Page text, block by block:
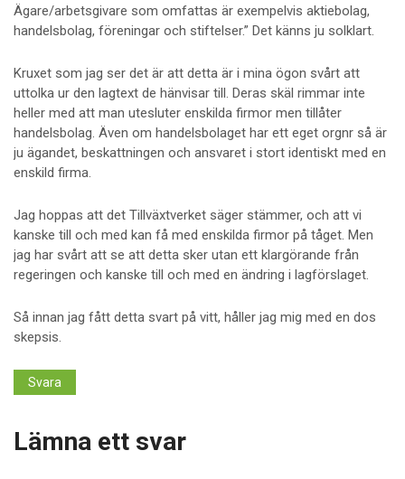
Ägare/arbetsgivare som omfattas är exempelvis aktiebolag,
handelsbolag, föreningar och stiftelser.” Det känns ju solklart.
Kruxet som jag ser det är att detta är i mina ögon svårt att
uttolka ur den lagtext de hänvisar till. Deras skäl rimmar inte
heller med att man utesluter enskilda firmor men tillåter
handelsbolag. Även om handelsbolaget har ett eget orgnr så är
ju ägandet, beskattningen och ansvaret i stort identiskt med en
enskild firma.
Jag hoppas att det Tillväxtverket säger stämmer, och att vi
kanske till och med kan få med enskilda firmor på tåget. Men
jag har svårt att se att detta sker utan ett klargörande från
regeringen och kanske till och med en ändring i lagförslaget.
Så innan jag fått detta svart på vitt, håller jag mig med en dos
skepsis.
Svara
Lämna ett svar